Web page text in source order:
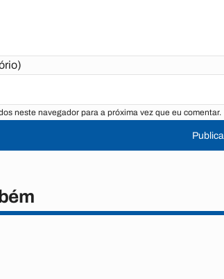
neste navegador para a próxima vez que eu comentar.